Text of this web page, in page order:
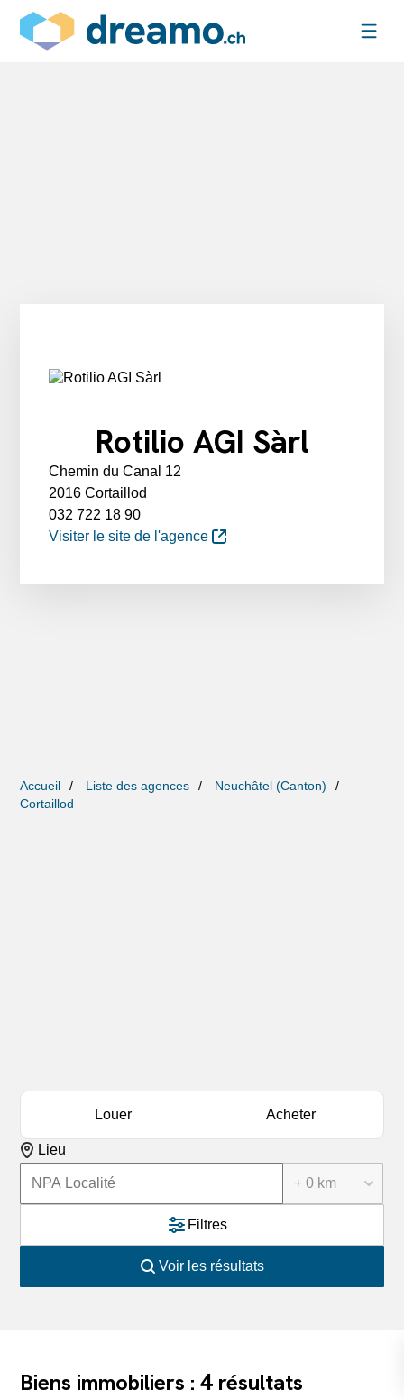
Rotilio AGI Sàrl
Chemin du Canal 12
2016 Cortaillod
032 722 18 90
Visiter le site de l'agence
Accueil Liste des agences
Neuchâtel (Canton)
Cortaillod
Louer Acheter
Lieu
+ 0 km
Filtres
Voir les résultats
Biens immobiliers :4 résultats